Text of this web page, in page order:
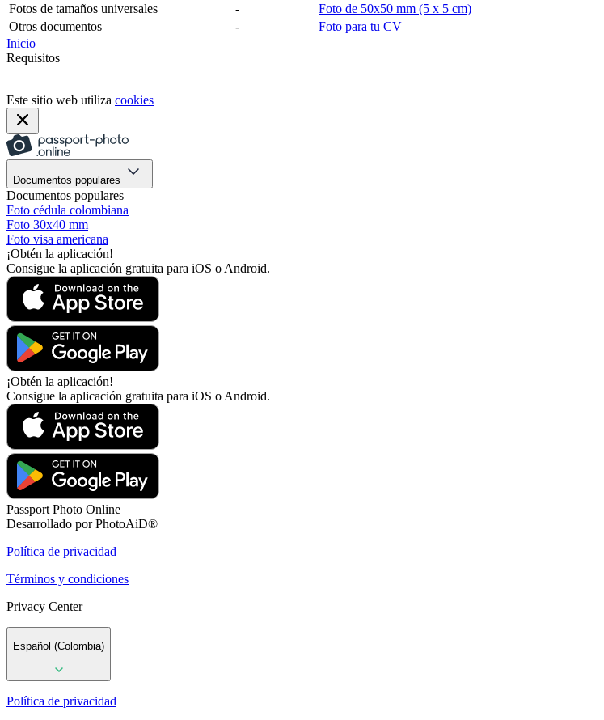
Fotos de tamaños universales
-
Foto de 50x50 mm (5 x 5 cm)
Otros documentos
-
Foto para tu CV
Inicio
Requisitos
Este sitio web utiliza cookies
Documentos populares
Documentos populares
Foto cédula colombiana
Foto 30x40 mm
Foto visa americana
¡Obtén la aplicación!
Consigue la aplicación gratuita para iOS o Android.
¡Obtén la aplicación!
Consigue la aplicación gratuita para iOS o Android.
Passport Photo Online
Desarrollado por PhotoAiD®
Política de privacidad
Términos y condiciones
Privacy Center
Español (Colombia)
Política de privacidad